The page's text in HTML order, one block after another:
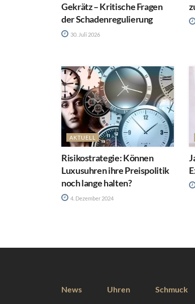
Gekrätz – Kritische Fragen
der Schadenregulierung
30. Juli 2026
AKTUELL
Risikostrategie: Können
Luxusuhren ihre Preispolitik
noch lange halten?
4. Dezember 2024
News Uhren Schmuck